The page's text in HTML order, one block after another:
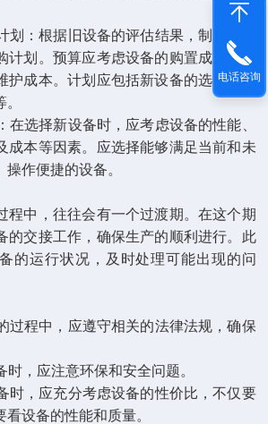
：根据旧设备的评估结果，制定新的
计划。预算应考虑设备的购置成本、安
护成本。计划应包括新设备的选型、采
选择新设备时，应考虑设备的性能、
成本等因素。应选择能够满足当前和未
作便捷的设备。
中，往往会有一个过渡期。在这个期
的交接工作，确保生产的顺利进行。此
的运行状况，及时处理可能出现的问
程中，应遵守相关的法律法规，确保
，应注意环保和安全问题。
，应充分考虑设备的性价比，不仅要
设备的性能和质量。
电话咨询